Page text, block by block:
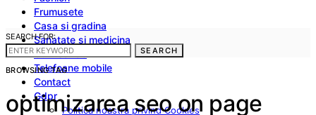
Frumusete
Casa si gradina
Sanatate si medicina
Cum sa fac
Telefoane mobile
Contact
Gdpr
Politica noastra privind Cookies
SEARCH FOR:
SEARCH
BROWSING TAG
optimizarea seo on page